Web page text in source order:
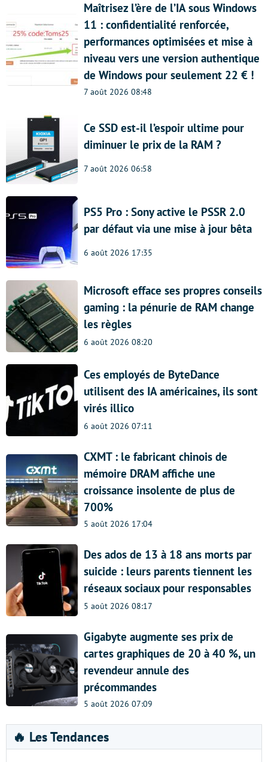
Maîtrisez l’ère de l’IA sous Windows
11 : confidentialité renforcée,
performances optimisées et mise à
niveau vers une version authentique
de Windows pour seulement 22 € !
7 août 2026 08:48
Ce SSD est-il l’espoir ultime pour
diminuer le prix de la RAM ?
7 août 2026 06:58
PS5 Pro : Sony active le PSSR 2.0
par défaut via une mise à jour bêta
6 août 2026 17:35
Microsoft efface ses propres conseils
gaming : la pénurie de RAM change
les règles
6 août 2026 08:20
Ces employés de ByteDance
utilisent des IA américaines, ils sont
virés illico
6 août 2026 07:11
CXMT : le fabricant chinois de
mémoire DRAM affiche une
croissance insolente de plus de
700%
5 août 2026 17:04
Des ados de 13 à 18 ans morts par
suicide : leurs parents tiennent les
réseaux sociaux pour responsables
5 août 2026 08:17
Gigabyte augmente ses prix de
cartes graphiques de 20 à 40 %, un
revendeur annule des
précommandes
5 août 2026 07:09
🔥 Les Tendances